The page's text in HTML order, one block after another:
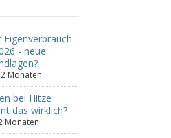
- neue
Monaten
bei Hitze
das wirklich?
Monaten